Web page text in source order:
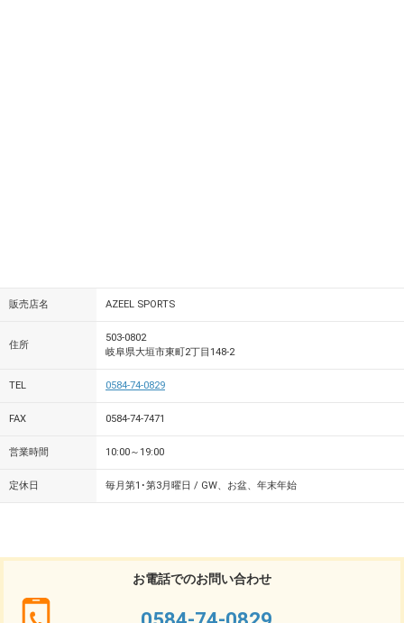
販売店名 AZEEL SPORTS
住所
503-0802
岐阜県大垣市東町2丁目148-2
TEL 0584-74-0829
FAX 0584-74-7471
営業時間 10:00～19:00
定休日 毎月第1･第3月曜日 / GW、お盆、年末年始
お電話でのお問い合わせ